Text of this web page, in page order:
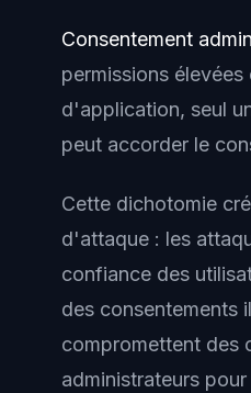
Consentement
permissions
d'application, seul
peut accorder le
Cette dichotomie
d'attaque : les
confiance des
des consentements
compromettent des
administrateurs